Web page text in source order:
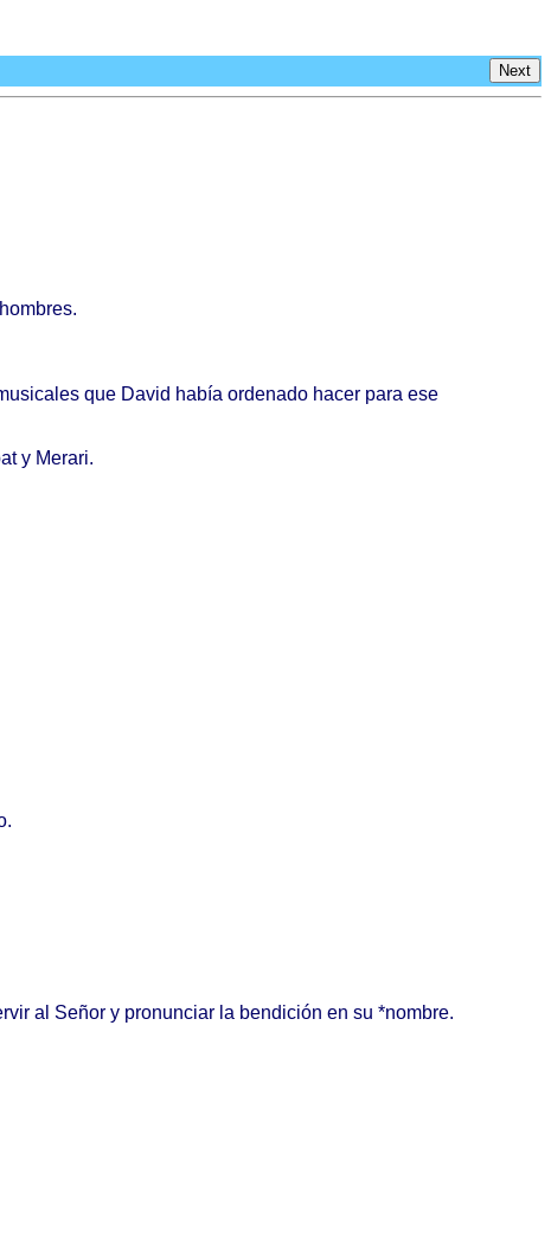
Next
hombres.
que David había ordenado hacer para ese
y Merari.
.
al Señory pronunciarla bendición en su *nombre.